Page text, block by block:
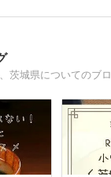
茨城県についてのブ